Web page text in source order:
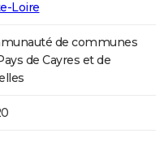
Loire
de communes
de Cayres et de